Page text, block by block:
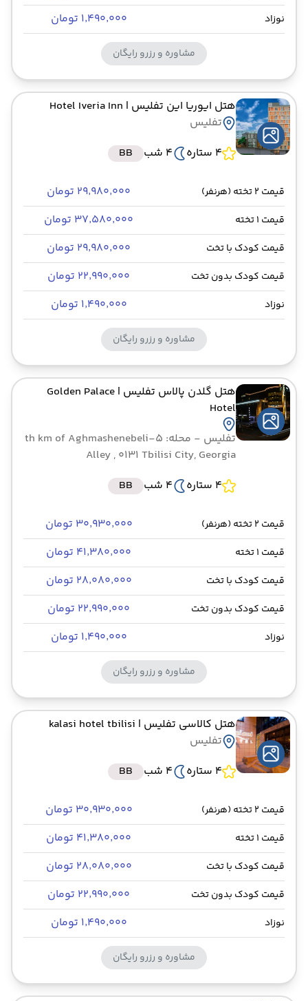
نوزاد ۱٬۴۹۰٬۰۰۰ تومان
مشاوره و رزرو رایگان
هتل ایوریا این تفلیس | Hotel Iveria Inn
تفلیس
4 ستاره
4 شب BB
قیمت 2 تخته (هرنفر) ۲۹٬۹۸۰٬۰۰۰ تومان
قیمت 1 تخته ۳۷٬۵۸۰٬۰۰۰ تومان
قیمت کودک با تخت ۲۹٬۹۸۰٬۰۰۰ تومان
قیمت کودک بدون تخت ۲۲٬۹۹۰٬۰۰۰ تومان
نوزاد ۱٬۴۹۰٬۰۰۰ تومان
مشاوره و رزرو رایگان
هتل گلدن پالاس تفلیس | Golden Palace
Hotel
تفلیس
- محله: 5-th km of Aghmashenebeli
Alley , 0131 Tbilisi City, Georgia
4 ستاره
4 شب BB
قیمت 2 تخته (هرنفر) ۳۰٬۹۳۰٬۰۰۰ تومان
قیمت 1 تخته ۴۱٬۳۸۰٬۰۰۰ تومان
قیمت کودک با تخت ۲۸٬۰۸۰٬۰۰۰ تومان
قیمت کودک بدون تخت ۲۲٬۹۹۰٬۰۰۰ تومان
نوزاد ۱٬۴۹۰٬۰۰۰ تومان
مشاوره و رزرو رایگان
هتل کالاسی تفلیس | kalasi hotel tbilisi
تفلیس
4 ستاره
4 شب BB
قیمت 2 تخته (هرنفر) ۳۰٬۹۳۰٬۰۰۰ تومان
قیمت 1 تخته ۴۱٬۳۸۰٬۰۰۰ تومان
قیمت کودک با تخت ۲۸٬۰۸۰٬۰۰۰ تومان
قیمت کودک بدون تخت ۲۲٬۹۹۰٬۰۰۰ تومان
نوزاد ۱٬۴۹۰٬۰۰۰ تومان
مشاوره و رزرو رایگان